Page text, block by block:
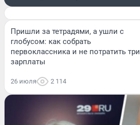
Пришли за тетрадями, а ушли с
глобусом: как собрать
первоклассника и не потратить три
зарплаты
26 июля 2 114